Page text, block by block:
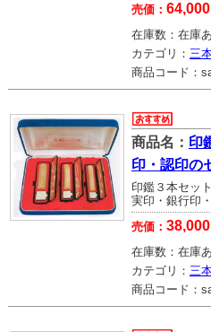
売価： 64,000
在庫数： 在庫
カテゴリ： 三
商品コード：
商品名： 印
印・認印の
印鑑３本セッ
実印・銀行印
売価： 38,000
在庫数： 在庫
カテゴリ： 三
商品コード：